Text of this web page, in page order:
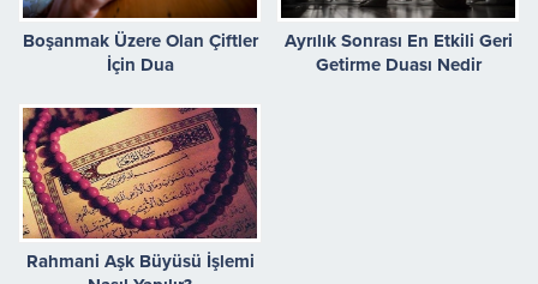
Boşanmak Üzere Olan Çiftler
İçin Dua
Ayrılık Sonrası En Etkili Geri
Getirme Duası Nedir
Rahmani Aşk Büyüsü İşlemi